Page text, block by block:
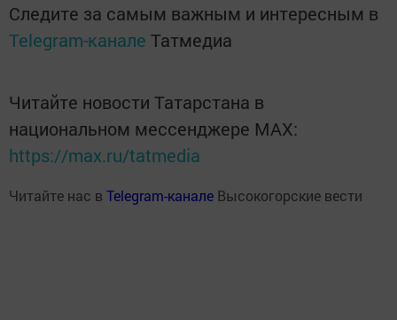
Следите за самым важным и интересным в
Telegram-канале Татмедиа
Читайте новости Татарстана в
национальном мессенджере MАХ:
https://max.ru/tatmedia
Читайте нас в Telegram-канале Высокогорские вести